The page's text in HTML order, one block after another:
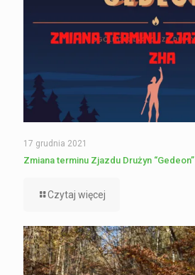
17 grudnia 2021
Zmiana terminu Zjazdu Drużyn “Gedeon”
Czytaj więcej